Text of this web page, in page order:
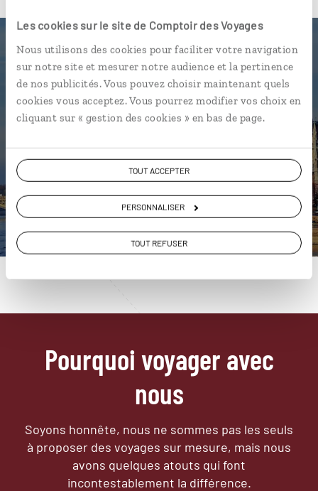
Les cookies sur le site de Comptoir des Voyages
Nous utilisons des cookies pour faciliter votre navigation
sur notre site et mesurer notre audience et la pertinence
de nos publicités. Vous pouvez choisir maintenant quels
cookies vous acceptez. Vous pourrez modifier vos choix en
cliquant sur « gestion des cookies » en bas de page.
TOUT ACCEPTER
PERSONNALISER
TOUT REFUSER
Nos 4 idées de voyage
Hongrie
DÉCOUVRIR
Pourquoi voyager avec
nous
Soyons honnête, nous ne sommes pas les seuls
à proposer des voyages sur mesure, mais nous
avons quelques atouts qui font
incontestablement la différence.